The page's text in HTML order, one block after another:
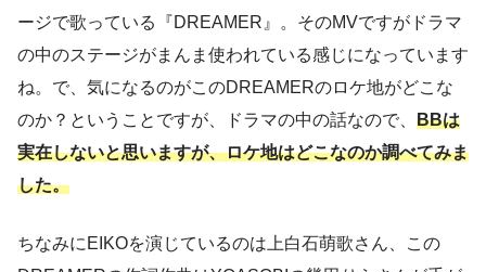
ージで歌っている『DREAMER』。そのMVですがドラマ
の中のステージがまんま使われている感じになっています
ね。で、気になるのがこのDREAMERのロケ地がどこな
のか？ということですが、ドラマの中の話なので、 BBは
実在しないと思いますが、ロケ地はどこなのか調べてみま
した。
ちなみにEIKOを演じているのは上白石萌歌さん、この